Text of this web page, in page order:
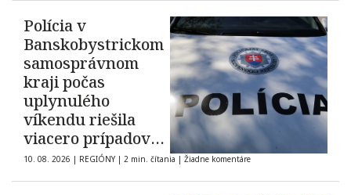
Polícia v
Banskobystrickom
samosprávnom
kraji počas
uplynulého
víkendu riešila
viacero prípadov
domáceho násilia
10. 08. 2026 | REGIÓNY | 2 min. čítania | Žiadne komentáre